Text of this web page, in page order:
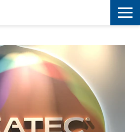
マーケティング
コラボレーション